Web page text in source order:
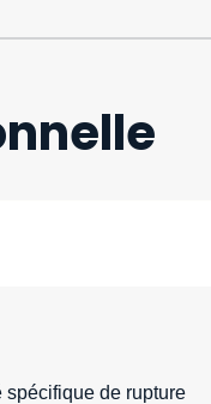
spécifique de rupture